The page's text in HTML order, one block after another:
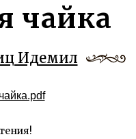
чайка
Идемил